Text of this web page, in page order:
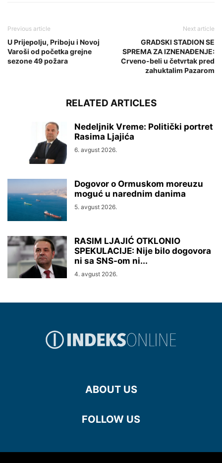
Previous article
U Prijepolju, Priboju i Novoj
Varoši od početka grejne
sezone 49 požara
Next article
GRADSKI STADION SE
SPREMA ZA IZNENAĐENJE:
Crveno-beli u četvrtak pred
zahuktalim Pazarom
RELATED ARTICLES
Nedeljnik Vreme: Politički portret
Rasima Ljajića
6. avgust 2026.
Dogovor o Ormuskom moreuzu
moguć u narednim danima
5. avgust 2026.
RASIM LJAJIĆ OTKLONIO
SPEKULACIJE: Nije bilo dogovora
ni sa SNS-om ni...
4. avgust 2026.
ABOUT US
FOLLOW US